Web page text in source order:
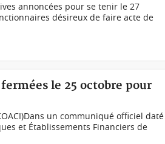
annoncées pour se tenir le 27
désireux de faire acte de
le 25 octobre pour
un communiqué officiel daté
et Établissements Financiers de